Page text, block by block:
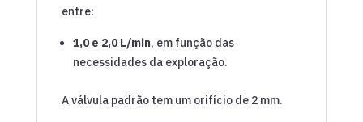
entre:
1,0 e 2,0 L/min, em função das
necessidades da exploração.
A válvula padrão tem um orifício de 2 mm.